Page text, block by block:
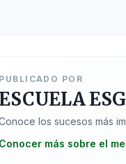
PUBLICADO POR
ESCUELA
los sucesos más
Conocer más sobre el